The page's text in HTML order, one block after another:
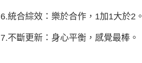
6.統合綜效：樂於合作，1加1大於2。
7.不斷更新：身心平衡，感覺最棒。